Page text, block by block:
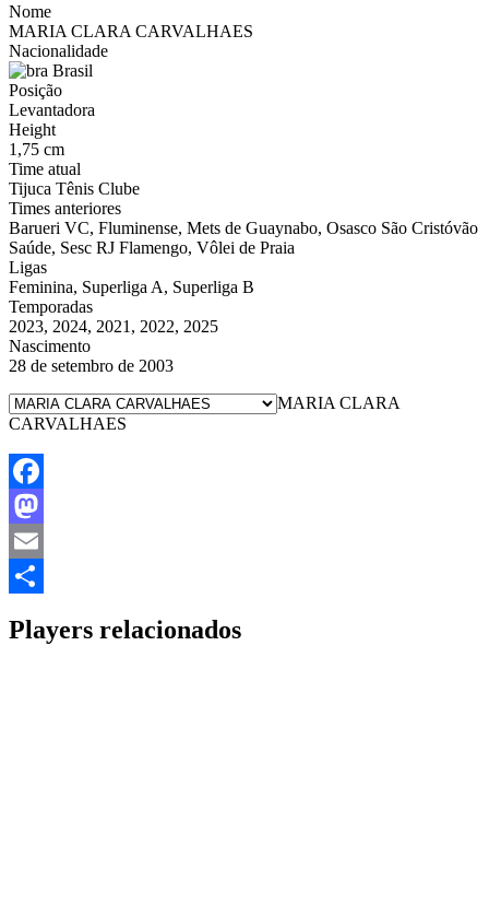
Nome
MARIA CLARA CARVALHAES
Nacionalidade
Brasil
Posição
Levantadora
Height
1,75 cm
Time atual
Tijuca Tênis Clube
Times anteriores
Barueri VC, Fluminense, Mets de Guaynabo, Osasco São Cristóvão
Saúde, Sesc RJ Flamengo, Vôlei de Praia
Ligas
Feminina, Superliga A, Superliga B
Temporadas
2023, 2024, 2021, 2022, 2025
Nascimento
28 de setembro de 2003
MARIA CLARA
CARVALHAES
Facebook
Mastodon
Email
Players relacionados